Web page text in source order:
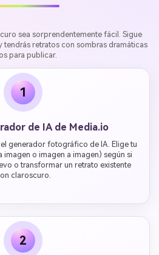
sea sorprendentemente fácil. Sigue
tendrás retratos con sombras dramáticas
para publicar.
1
de IA de Media.io
generador fotográfico de IA. Elige tu
o imagen a imagen) según si
o transformar un retrato existente
claroscuro.
2